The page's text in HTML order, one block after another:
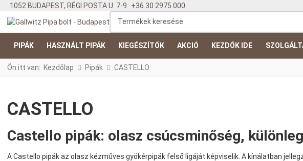
1052 BUDAPEST, RÉGI POSTA U. 7-9.
+36 30 2975 000
PIPÁK HASZNÁLT PIPÁK KIEGÉSZÍTŐK AKCIÓ KEZDŐK IDE
Ön itt van: Kezdőlap Pipák CASTELLO
CASTELLO
Castello pipák: olasz csúcsminőség,
A Castello pipák az olasz kézműves gyökérpipák felső ligáját képviselik. A kínálatban